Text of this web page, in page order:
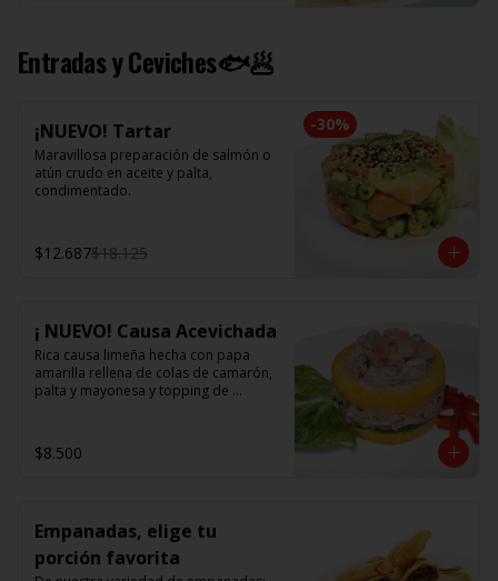
Entradas y Ceviches🐟🥟
-30%
¡NUEVO! Tartar
Maravillosa preparación de salmón o
atún crudo en aceite y palta,
condimentado.
$12.687$18.125
¡ NUEVO! Causa Acevichada
Rica causa limeña hecha con papa
amarilla rellena de colas de camarón,
palta y mayonesa y topping de
$8.500
Empanadas, elige tu
porción favorita